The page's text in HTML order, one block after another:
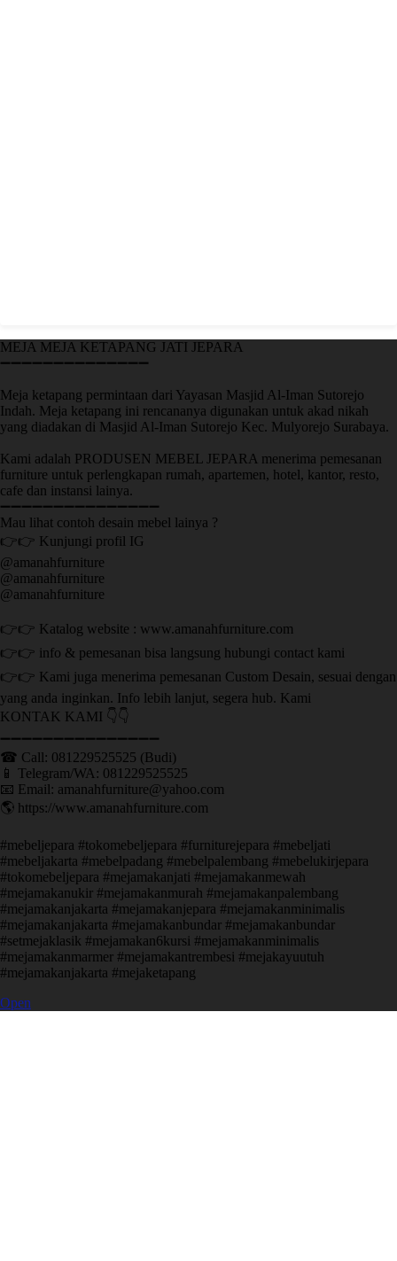
MEJA MEJA KETAPANG JATI JEPARA
➖➖➖➖➖➖➖➖➖➖➖➖➖➖
Meja ketapang permintaan dari Yayasan Masjid Al-Iman Sutorejo
Indah. Meja ketapang ini rencananya digunakan untuk akad nikah
yang diadakan di Masjid Al-Iman Sutorejo Kec. Mulyorejo Surabaya.
Kami adalah PRODUSEN MEBEL JEPARA menerima pemesanan
furniture untuk perlengkapan rumah, apartemen, hotel, kantor, resto,
cafe dan instansi lainya.
➖➖➖➖➖➖➖➖➖➖➖➖➖➖➖
Mau lihat contoh desain mebel lainya ?
👉👉 Kunjungi profil IG
@amanahfurniture
@amanahfurniture
@amanahfurniture
👉👉 Katalog website : www.amanahfurniture.com
👉👉 info & pemesanan bisa langsung hubungi contact kami
👉👉 Kami juga menerima pemesanan Custom Desain, sesuai dengan
yang anda inginkan. Info lebih lanjut, segera hub. Kami
KONTAK KAMI 👇👇
➖➖➖➖➖➖➖➖➖➖➖➖➖➖➖ ㅤ
☎ Call: 081229525525 (Budi)
📱 Telegram/WA: 081229525525
📧 Email: amanahfurniture@yahoo.com
🌎 https://www.amanahfurniture.com
#mebeljepara #tokomebeljepara #furniturejepara #mebeljati
#mebeljakarta #mebelpadang #mebelpalembang #mebelukirjepara
#tokomebeljepara #mejamakanjati #mejamakanmewah
#mejamakanukir #mejamakanmurah #mejamakanpalembang
#mejamakanjakarta #mejamakanjepara #mejamakanminimalis
#mejamakanjakarta #mejamakanbundar #mejamakanbundar
#setmejaklasik #mejamakan6kursi #mejamakanminimalis
#mejamakanmarmer #mejamakantrembesi #mejakayuutuh
#mejamakanjakarta #mejaketapang
Open